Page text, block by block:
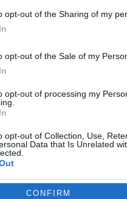
opt-out of the Sharing of my
opt-out of the Sale of my
opt-out of processing my
opt-out of Collection, Use,
Data that Is Unrelated
consentsCONFIRM